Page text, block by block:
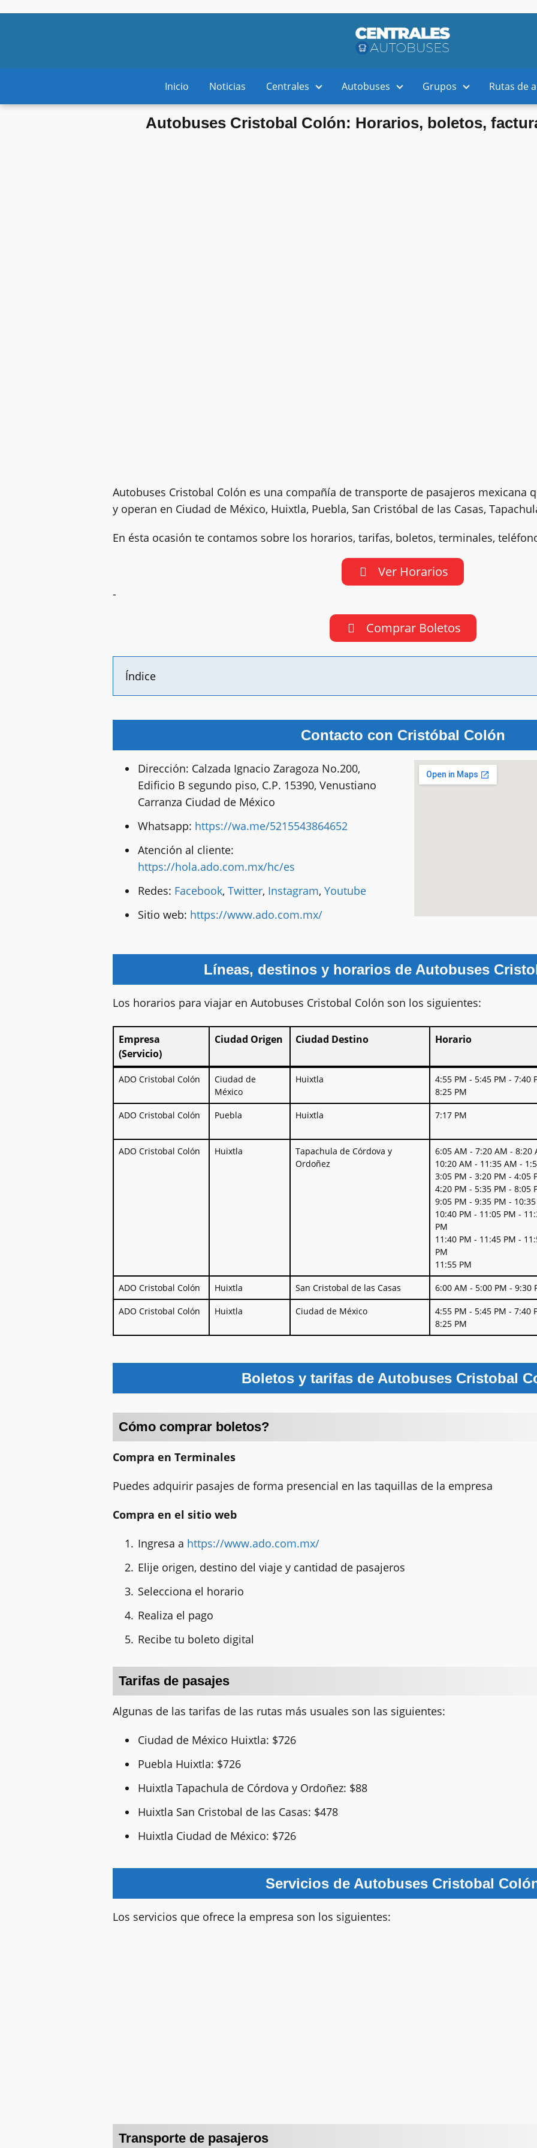
Inicio Noticias Centrales Autobuses Grupos Rutas de
Autobuses Cristobal Colón: Horarios, boletos,
Autobuses Cristobal Colón es una compañía de transporte de pasajeros mexicana
y operan en Ciudad de México, Huixtla, Puebla, San Cristóbal de las Casas,
En ésta ocasión te contamos sobre los horarios, tarifas, boletos, terminales,
Ver Horarios
-
Comprar Boletos
Índice
Contacto con Cristóbal Colón
Dirección: Calzada Ignacio Zaragoza No.200,
Edificio B segundo piso, C.P. 15390, Venustiano
Carranza Ciudad de México
Whatsapp: https://wa.me/5215543864652
Atención al cliente:
https://hola.ado.com.mx/hc/es
Redes: Facebook, Twitter, Instagram, Youtube
Sitio web: https://www.ado.com.mx/
Líneas, destinos y horarios de Autobuses
Los horarios para viajar en Autobuses Cristobal Colón son los siguientes:
Empresa
(Servicio)
Ciudad Origen Ciudad Destino Horario
Empresa
Ciudad Origen Ciudad Destino Horario
ADO Cristobal Colón
Ciudad de
México
Huixtla
4:55 PM - 5:45 PM - 7:40
8:25 PM
ADO Cristobal Colón Puebla Huixtla 7:17 PM
ADO Cristobal Colón Huixtla
Tapachula de Córdova y
Ordoñez
6:05 AM - 7:20 AM - 8:20
10:20 AM - 11:35 AM -
3:05 PM - 3:20 PM - 4:05
4:20 PM - 5:35 PM - 8:05
9:05 PM - 9:35 PM -
10:40 PM - 11:05 PM -
PM
11:40 PM - 11:45 PM -
PM
11:55 PM
ADO Cristobal Colón Huixtla San Cristobal de las Casas 6:00 AM - 5:00 PM - 9:30
ADO Cristobal Colón Huixtla Ciudad de México
4:55 PM - 5:45 PM - 7:40
8:25 PM
Boletos y tarifas de Autobuses Cristobal
Cómo comprar boletos?
Compra en Terminales
Puedes adquirir pasajes de forma presencial en las taquillas de la empresa
Compra en el sitio web
Ingresa a https://www.ado.com.mx/
Elije origen, destino del viaje y cantidad de pasajeros
Selecciona el horario
Realiza el pago
Recibe tu boleto digital
Tarifas de pasajes
Algunas de las tarifas de las rutas más usuales son las siguientes:
Ciudad de México Huixtla: $726
Puebla Huixtla: $726
Huixtla Tapachula de Córdova y Ordoñez: $88
Huixtla San Cristobal de las Casas: $478
Huixtla Ciudad de México: $726
Servicios de Autobuses Cristobal
Los servicios que ofrece la empresa son los siguientes:
Transporte de pasajeros